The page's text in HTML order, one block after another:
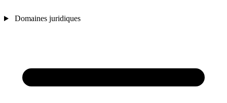
Domaines juridiques